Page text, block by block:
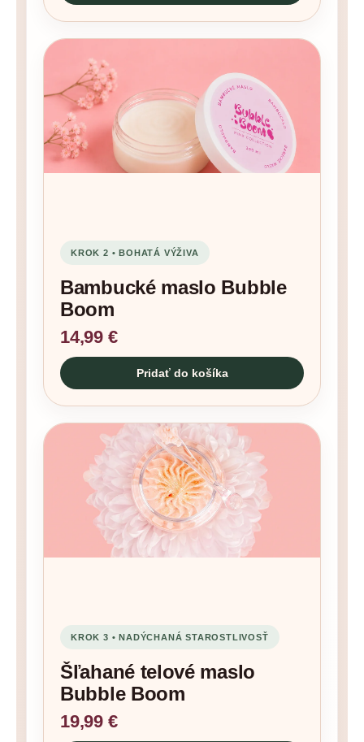
KROK 2 • BOHATÁ VÝŽIVA
Bambucké maslo Bubble
Boom
14,99 €
Pridať do košíka
KROK 3 • NADÝCHANÁ STAROSTLIVOSŤ
Šľahané telové maslo
Bubble Boom
19,99 €